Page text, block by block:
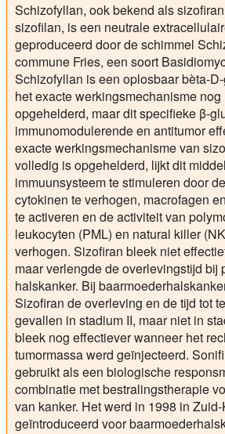
Schizofyllan, ook bekend als
sizofilan, is een neutrale
geproduceerd door de schimmel
commune Fries, een soort
Schizofyllan is een oplosbaar bèta-
het exacte werkingsmechanisme
opgehelderd, maar dit specifieke β-
immunomodulerende en antitumor
exacte werkingsmechanisme van
volledig is opgehelderd, lijkt dit
immuunsysteem te stimuleren door
cytokinen te verhogen, macrofagen
te activeren en de activiteit van
leukocyten (PML) en natural killer
verhogen. Sizofiran bleek niet
maar verlengde de overlevingstijd bij
halskanker. Bij
Sizofiran de overleving en de tijd tot
gevallen in stadium II, maar niet in
bleek nog effectiever wanneer het
tumormassa werd geïnjecteerd.
gebruikt als een biologische
combinatie met bestralingstherapie
van kanker. Het werd in 1998 in
geïntroduceerd voor